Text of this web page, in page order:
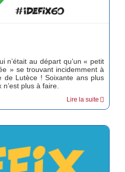
n’était au départ qu’un « petit
» se trouvant incidemment à
de Lutèce ! Soixante ans plus
plus à faire.
Lire la suite